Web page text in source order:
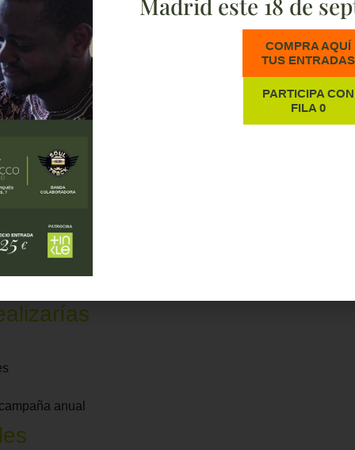
en África apoyando a Fundación Recover y desde tu
de un voluntario/a para apoyar a nuestra organización en
anual
COMPRA AQUÍ
TUS ENTRADAS
PARTICIPA CON
FILA 0